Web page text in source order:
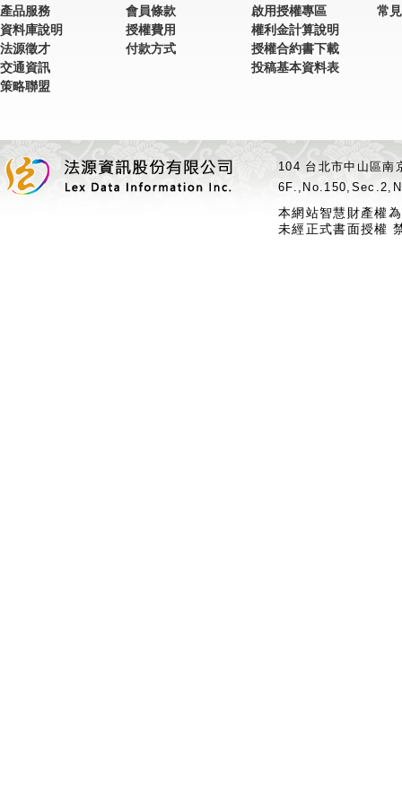
產品服務
資料庫說明
法源徵才
交通資訊
策略聯盟
會員條款
授權費用
付款方式
啟用授權專區
權利金計算說明
授權合約書下載
投稿基本資料表
常
104 台北市中山區
本網站智慧財產權
未經正式書面授權